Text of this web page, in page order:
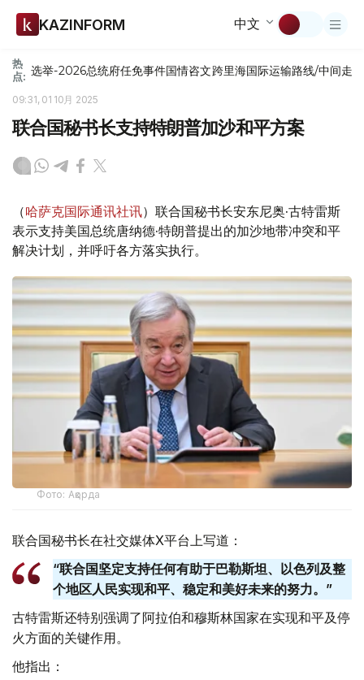
KAZINFORM 中文
热
点: 选举-2026总统府任免事件国情咨文跨里海国际运输路线/中间走廊
09:31, 01 10月 2025
联合国秘书长支持特朗普加沙和平方案
（哈萨克国际通讯社讯）联合国秘书长安东尼奥·古特雷斯
表示支持美国总统唐纳德·特朗普提出的加沙地带冲突和平
解决计划，并呼吁各方落实执行。
Фото: Ақорда
联合国秘书长在社交媒体X平台上写道：
“联合国坚定支持任何有助于巴勒斯坦、以色列及整
个地区人民实现和平、稳定和美好未来的努力。”
古特雷斯还特别强调了阿拉伯和穆斯林国家在实现和平及停
火方面的关键作用。
他指出：